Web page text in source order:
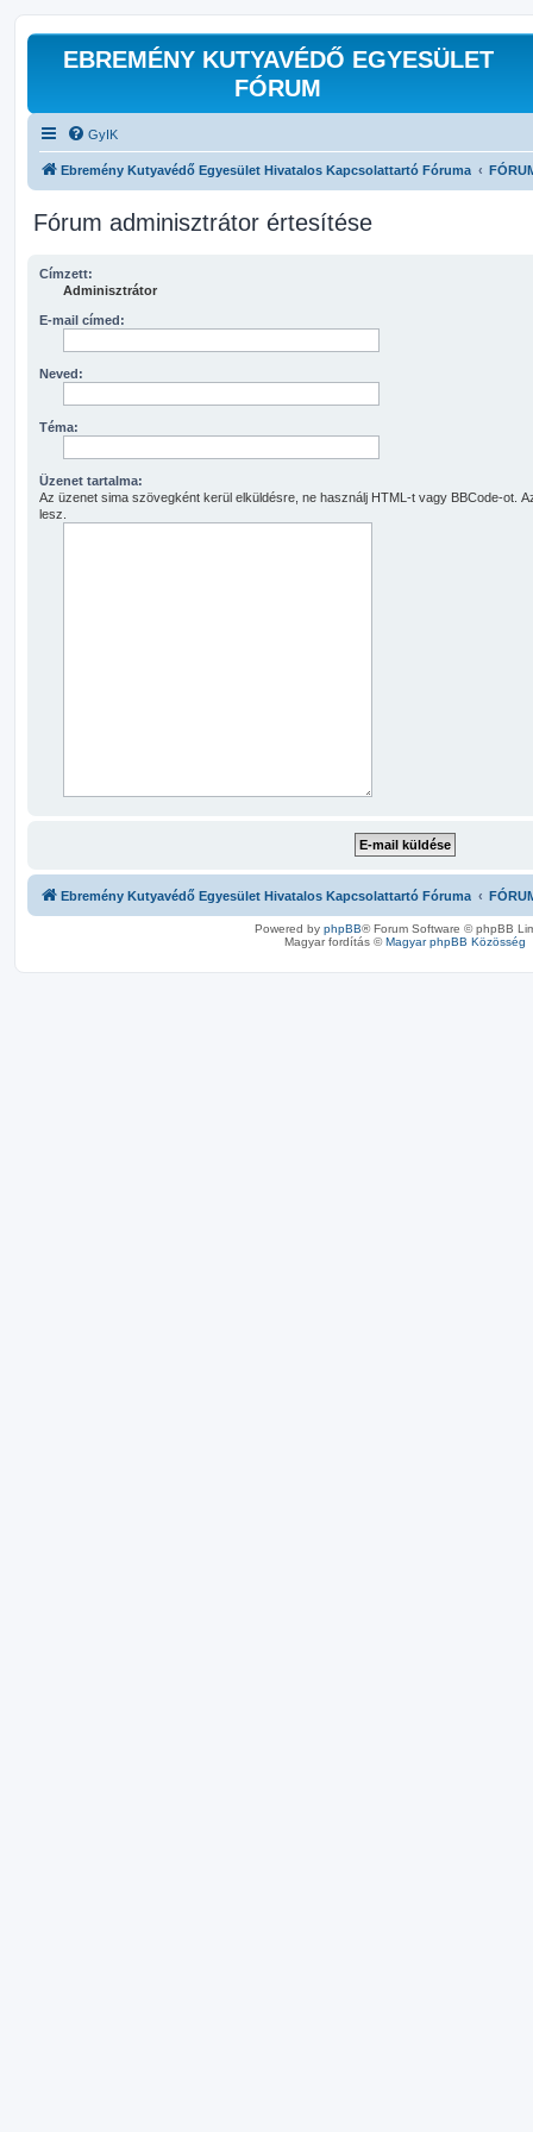
EBREMÉNY KUTYAVÉDŐ EGYESÜLET
FÓRUM
GyIK
Ebremény Kutyavédő Egyesület Hivatalos Kapcsolattartó Fóruma
Fórum adminisztrátor értesítése
Címzett:
Adminisztrátor
E-mail címed:
Neved:
Téma:
Üzenet tartalma:
Az üzenet sima szövegként kerül elküldésre, ne használj HTML-t vagy BBCode-ot.
lesz.
Ebremény Kutyavédő Egyesület Hivatalos Kapcsolattartó Fóruma
Powered by phpBB® Forum Software © phpBB
Magyar fordítás ©Magyar phpBB Közösség